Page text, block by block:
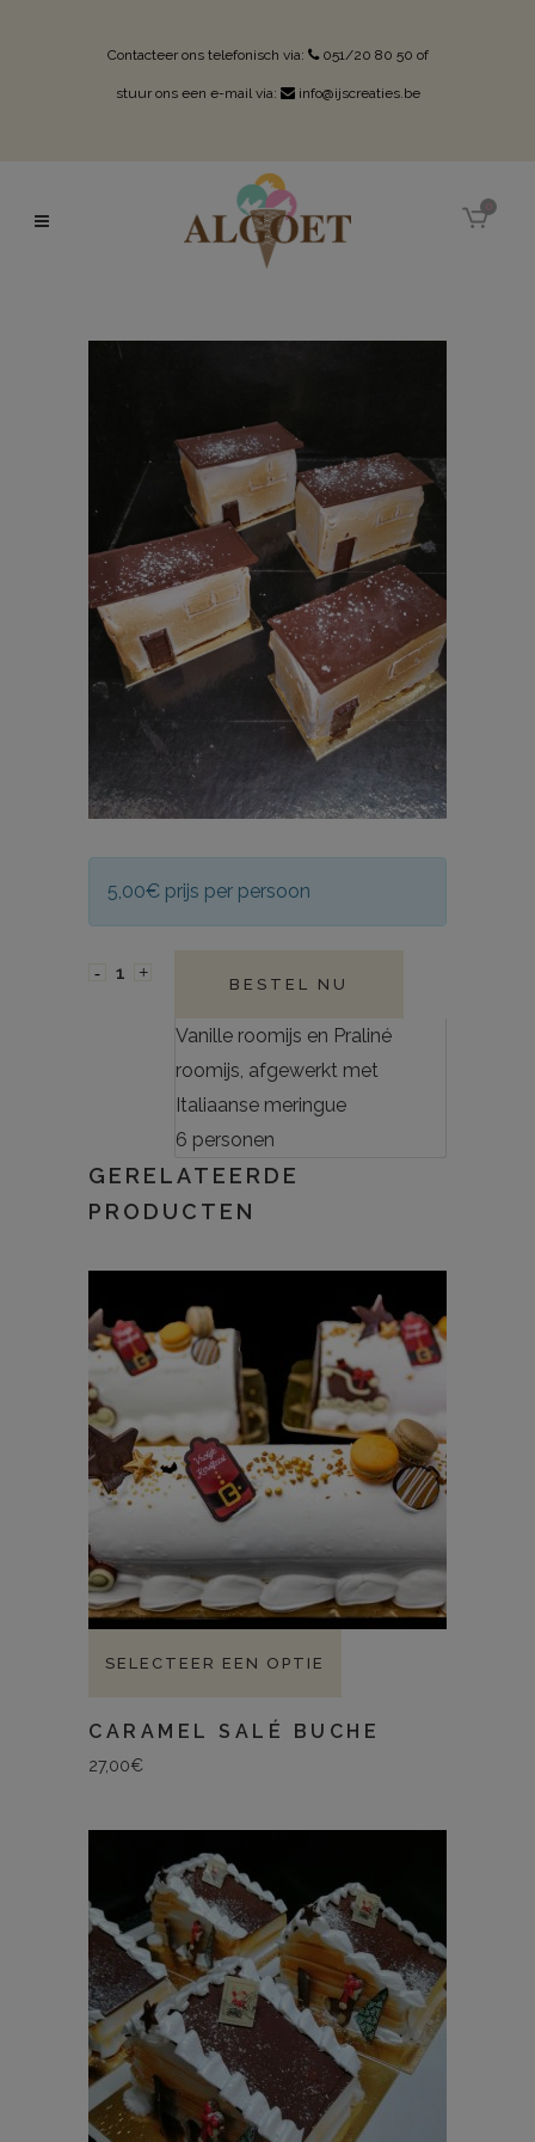
Contacteer ons telefonisch via: 051/20 80 50 of
stuur ons een e-mail via: info@ijscreaties.be
0
5,00€ prijs per persoon
BESTEL NU
Vanille roomijs en Praliné
roomijs, afgewerkt met
Italiaanse meringue
6 personen
GERELATEERDE
PRODUCTEN
SELECTEER EEN OPTIE
CARAMEL SALÉ BUCHE
27,00€